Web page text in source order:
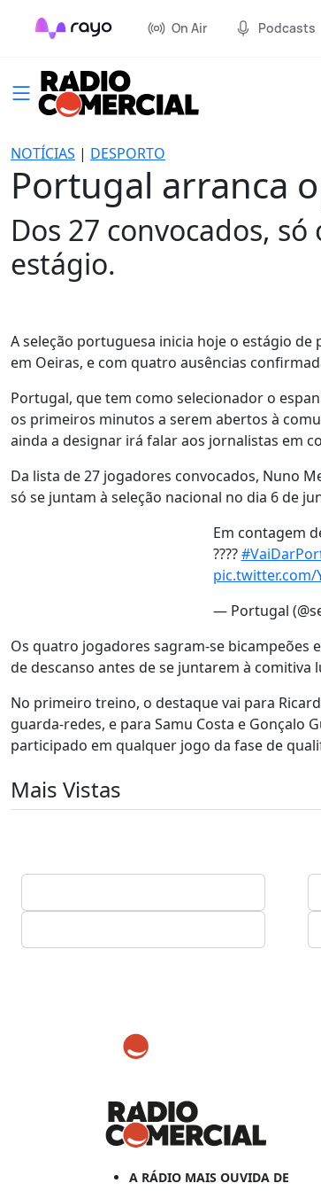
On Air Podcasts
NOTÍCIAS | DESPORTO
Portugal arranca
Dos 27 convocados,
estágio.
A seleção portuguesa inicia hoje o estágio
em Oeiras, e com quatro ausências
Portugal, que tem como selecionador o
os primeiros minutos a serem abertos à
ainda a designar irá falar aos jornalistas em
Da lista de 27 jogadores convocados, Nuno
só se juntam à seleção nacional no dia 6 de
Em contagem
????
pic.twitter.com/
— Portugal
Os quatro jogadores sagram-se bicampeões
de descanso antes de se juntarem à comitiva
No primeiro treino, o destaque vai para
guarda-redes, e para Samu Costa e Gonçalo
participado em qualquer jogo da fase de
Mais Vistas
A RÁDIO MAIS OUVIDA DE